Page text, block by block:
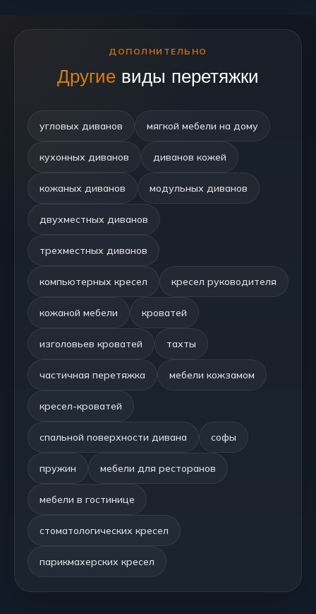
ДОПОЛНИТЕЛЬНО
Другие виды перетяжки
угловых диванов мягкой мебели на дому
кухонных диванов диванов кожей
кожаных диванов модульных диванов
двухместных диванов
трехместных диванов
компьютерных кресел кресел руководителя
кожаной мебели кроватей
изголовьев кроватей тахты
частичная перетяжка мебели кожзамом
кресел-кроватей
спальной поверхности дивана софы
пружин мебели для ресторанов
мебели в гостинице
стоматологических кресел
парикмахерских кресел